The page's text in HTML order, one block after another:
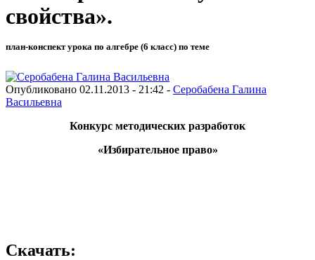
свойства».
план-конспект урока по алгебре (6 класс) по теме
Опубликовано 02.11.2013 - 21:42 - Серобабена Галина
Васильевна
Конкурс методических разработок
«Избирательное право»
Скачать: